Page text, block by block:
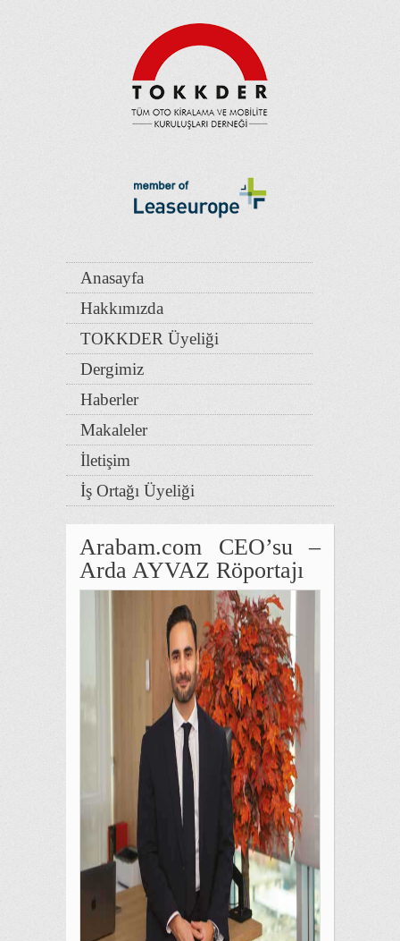
Anasayfa
Hakkımızda
TOKKDER Üyeliği
Dergimiz
Haberler
Makaleler
İletişim
İş Ortağı Üyeliği
Arabam.com CEO’su –
Arda AYVAZ Röportajı